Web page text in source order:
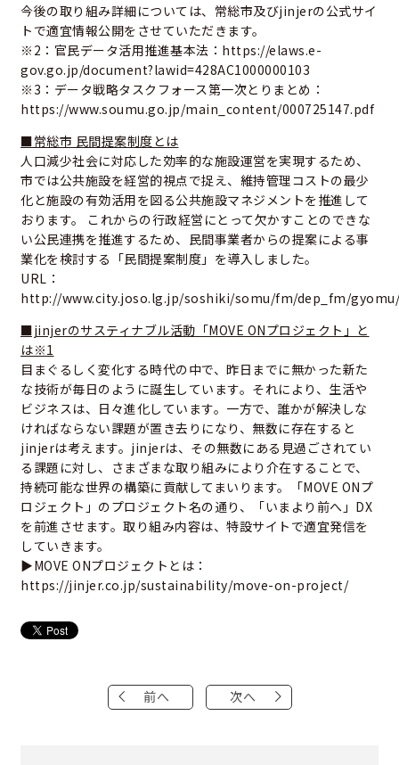
今後の取り組み詳細については、常総市及びjinjerの公式サイ
トで適宜情報公開をさせていただきます。
※2：官民データ活用推進基本法： https://elaws.e-
gov.go.jp/document?lawid=428AC1000000103
※3：データ戦略タスクフォース第一次とりまとめ：
https://www.soumu.go.jp/main_content/000725147.pdf
■常総市 民間提案制度とは
人口減少社会に対応した効率的な施設運営を実現するため、
市では公共施設を経営的視点で捉え、維持管理コストの最少
化と施設の有効活用を図る公共施設マネジメントを推進して
おります。 これからの行政経営にとって欠かすことのできな
い公民連携を推進するため、民間事業者からの提案による事
業化を検討する「民間提案制度」を導入しました。
URL：
http://www.city.joso.lg.jp/soshiki/somu/fm/dep_fm/
■jinjerのサスティナブル活動「MOVE ONプロジェクト」と
は※1
目まぐるしく変化する時代の中で、昨日までに無かった新た
な技術が毎日のように誕生しています。それにより、生活や
ビジネスは、日々進化しています。一方で、誰かが解決しな
ければならない課題が置き去りになり、無数に存在すると
jinjerは考えます。jinjerは、その無数にある見過ごされてい
る課題に対し、さまざまな取り組みにより介在することで、
持続可能な世界の構築に貢献してまいります。「MOVE ONプ
ロジェクト」のプロジェクト名の通り、「いまより前へ」DX
を前進させます。取り組み内容は、特設サイトで適宜発信を
していきます。
▶MOVE ONプロジェクトとは：
https://jinjer.co.jp/sustainability/move-on-project/
前へ 次へ